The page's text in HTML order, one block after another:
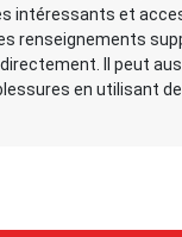
intéressants et
renseignements
Il peut
en utilisant